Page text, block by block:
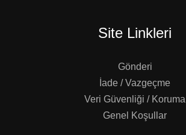
Site Linkleri
Gönderi
İade / Vazgeçme
Veri Güvenliği / Koruma
Genel Koşullar